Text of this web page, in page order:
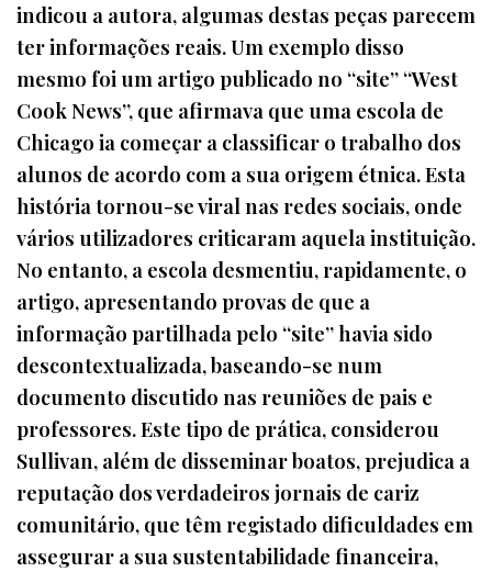
indicou a autora, algumas destas peças parecem
ter informações reais. Um exemplo disso
mesmo foi um artigo publicado no “site” “West
Cook News”, que afirmava que uma escola de
Chicago ia começar a classificar o trabalho dos
alunos de acordo com a sua origem étnica. Esta
história tornou-se viral nas redes sociais, onde
vários utilizadores criticaram aquela instituição.
No entanto, a escola desmentiu, rapidamente, o
artigo, apresentando provas de que a
informação partilhada pelo “site” havia sido
descontextualizada, baseando-se num
documento discutido nas reuniões de pais e
professores. Este tipo de prática, considerou
Sullivan, além de disseminar boatos, prejudica a
reputação dos verdadeiros jornais de cariz
comunitário, que têm registado dificuldades em
assegurar a sua sustentabilidade financeira,